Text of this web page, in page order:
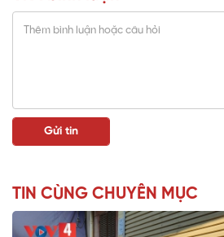
TIN CÙNG CHUYÊN MỤC